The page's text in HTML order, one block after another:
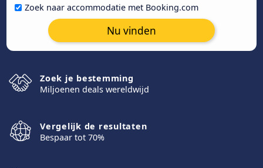
Zoek naar accommodatie met Booking.com
Nu vinden
Zoek je bestemming
Miljoenen deals wereldwijd
Vergelijk de resultaten
Bespaar tot 70%